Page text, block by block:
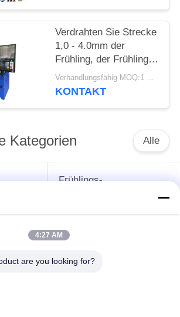
Verdrahten Sie Strecke
1,0 - 4.0mm der
Frühling, der Frühling
der Maschinen-/CNC
ehemalig herstellend
Verhandlungsfähig MOQ:1 Satz
KONTAKT
Kategorien Alle
Frühlings-
Frühlings-
verbiegende
4:27 AM
are you looking for?